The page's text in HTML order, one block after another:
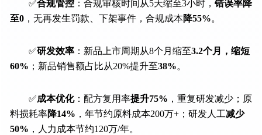
✅合规管控 ：合规审核时间从5天缩至3小时， 错误率降
至0 ，无再发生罚款、下架事件，合规成本降55%。
✅研发效率 ：新品上市周期从8个月缩至3.2个月，缩短
60% ；新品销售额占比从20%提升至38%。
✅成本优化：配方复用率提升75% ，重复研发减少；原
料损耗率降14% ，年节约原料成本200万+；研发人工减少
50% ，人力成本节约120万/年。